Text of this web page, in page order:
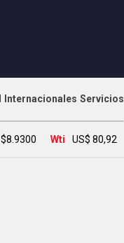
Internacionales Servicios
$8.9300 Wti US$ 80,92